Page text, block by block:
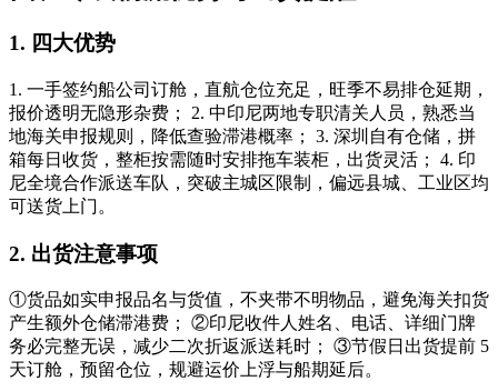
1. 四大优势
1. 一手签约船公司订舱，直航仓位充足，旺季不易排仓延期，
报价透明无隐形杂费； 2. 中印尼两地专职清关人员，熟悉当
地海关申报规则，降低查验滞港概率； 3. 深圳自有仓储，拼
箱每日收货，整柜按需随时安排拖车装柜，出货灵活； 4. 印
尼全境合作派送车队，突破主城区限制，偏远县城、工业区均
可送货上门。
2. 出货注意事项
①货品如实申报品名与货值，不夹带不明物品，避免海关扣货
产生额外仓储滞港费； ②印尼收件人姓名、电话、详细门牌
务必完整无误，减少二次折返派送耗时； ③节假日出货提前 5
天订舱，预留仓位，规避运价上浮与船期延后。